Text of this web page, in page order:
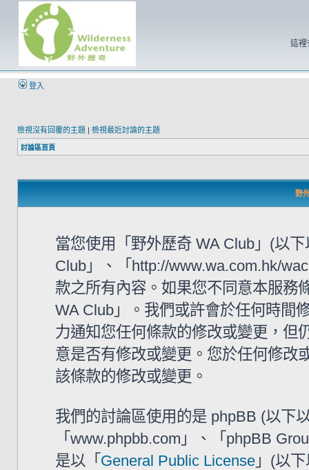
這裡
登入
檢視沒有回覆的主題 | 檢視最近討論的主題
討論區首頁
野
當您使用「野外歷奇 WA Club」(以
Club」、「http://www.wa.com.hk/
款之所有內容。如果您不同意本服務
WA Club」。我們或許會於任何時間
力通知您任何條款的修改或變更，但
意是否有修改或變更。您於任何修改
該條款的修改或變更。
我們的討論區使用的是 phpBB (以下
「www.phpbb.com」、「phpBB
是以「 General Public License 」(以